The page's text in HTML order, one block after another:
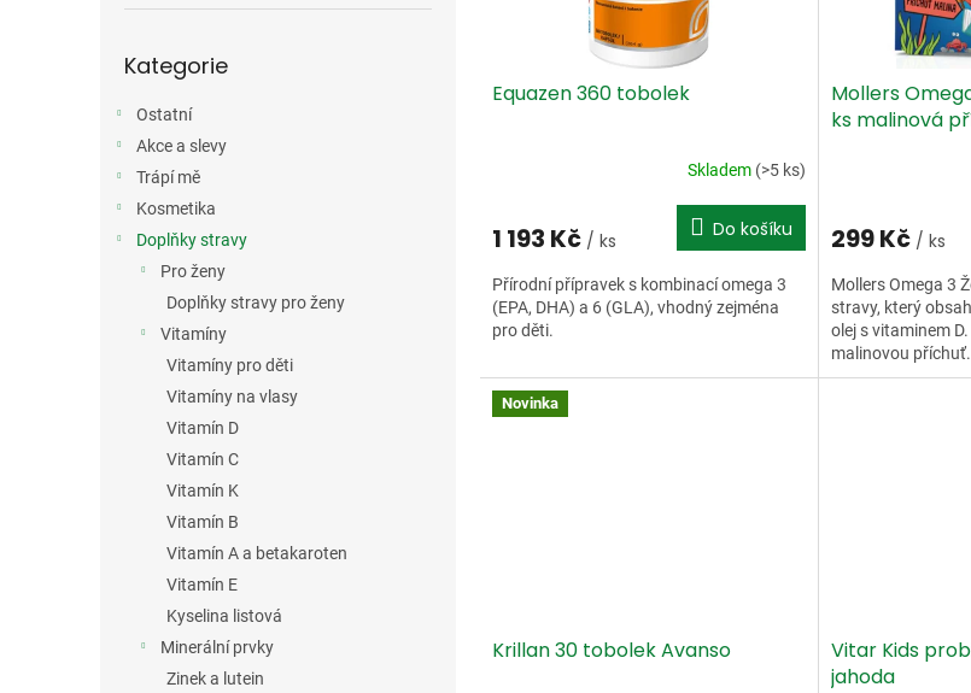
kategorie
Kategorie
Ostatní
Akce a slevy
Trápí mě
Kosmetika
Doplňky stravy
Pro ženy
Doplňky stravy pro ženy
Vitamíny
Vitamíny pro děti
Vitamíny na vlasy
Vitamín D
Vitamín C
Vitamín K
Vitamín B
Vitamín A a betakaroten
Vitamín E
Kyselina listová
Minerální prvky
Zinek a lutein
Equazen 360 tobolek
Skladem (>5 ks)
1 193 Kč / ks Do košíku
Přírodní přípravek s kombinací omega 3
(EPA, DHA) a 6 (GLA), vhodný zejména
pro děti.
Mollers
ks malinová
299 Kč / ks
Mollers Omega 3
stravy, který
olej s vitaminem
malinovou příchuť.
Novinka
Krillan 30 tobolek Avanso
Vitar Kids
jahoda